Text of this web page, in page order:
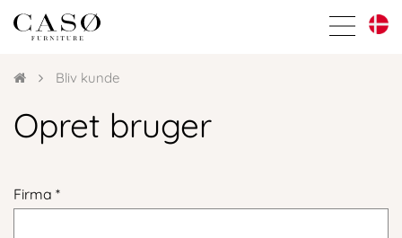
bars
Bliv kunde
Opret bruger
Firma